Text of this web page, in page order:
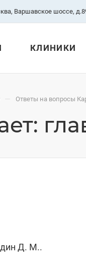
Варшавское шоссе,
КЛИНИКИ
— Ответы на вопросы
Д. М..